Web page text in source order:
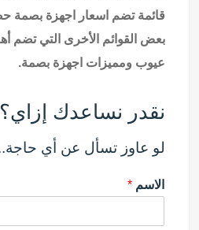
قائمة تضم اسعار اجهزة بصمة
بعض القوائم الأخرى التي تضم
عيوب ومميزات اجهزة بصمة.
نقدر نساعدك إزاي؟
لو عاوز تسأل عن أي حاجة..
الاسم *